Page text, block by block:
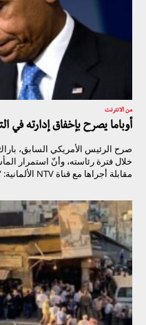
من الانترنت
أوباما يصرح بإخفاق إدارته في
صرح الرئيس الأمريكي السابق،
خلال فترة رئاسته، وأنّ استمرار
مقابلة أجراها مع قناة NTV الألمانية: “ما...